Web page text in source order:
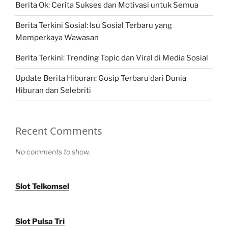
Berita Ok: Cerita Sukses dan Motivasi untuk Semua
Berita Terkini Sosial: Isu Sosial Terbaru yang
Memperkaya Wawasan
Berita Terkini: Trending Topic dan Viral di Media Sosial
Update Berita Hiburan: Gosip Terbaru dari Dunia
Hiburan dan Selebriti
Recent Comments
No comments to show.
Slot Telkomsel
Slot Pulsa Tri